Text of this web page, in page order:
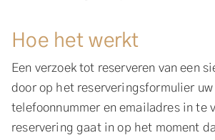
Hoe het werkt
Een verzoek tot reserveren van een
door op het reserveringsformulier uw
telefoonnummer en emailadres in te
reservering gaat in op het moment